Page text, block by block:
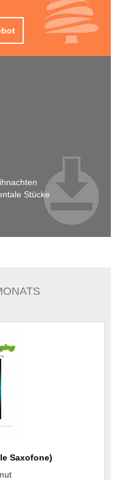
Stücke
Saxofone)